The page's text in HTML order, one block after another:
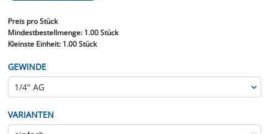
Preis pro Stück
Mindestbestellmenge: 1.00 Stück
Kleinste Einheit:1.00 Stück
GEWINDE
VARIANTEN